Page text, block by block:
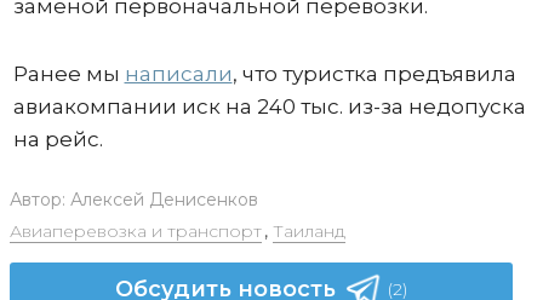
заменой первоначальной перевозки.
Ранее мы написали, что туристка предъявила
авиакомпании иск на 240 тыс. из-за недопуска
на рейс.
Автор: Алексей Денисенков
Авиаперевозка и транспорт, Таиланд
Обсудить новость (2)